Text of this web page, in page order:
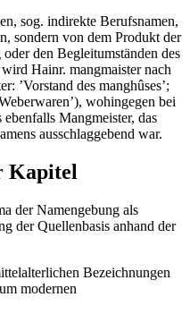
sog. indirekte Berufsnamen,
sondern von dem Produkt der
den Begleitumständen des
Hainr. mangmaister nach
’Vorstand des manghûses’;
wohingegen bei
Mangmeister, das
ausschlaggebend war.
Kapitel
der Namengebung als
der Quellenbasis anhand der
Bezeichnungen
modernen